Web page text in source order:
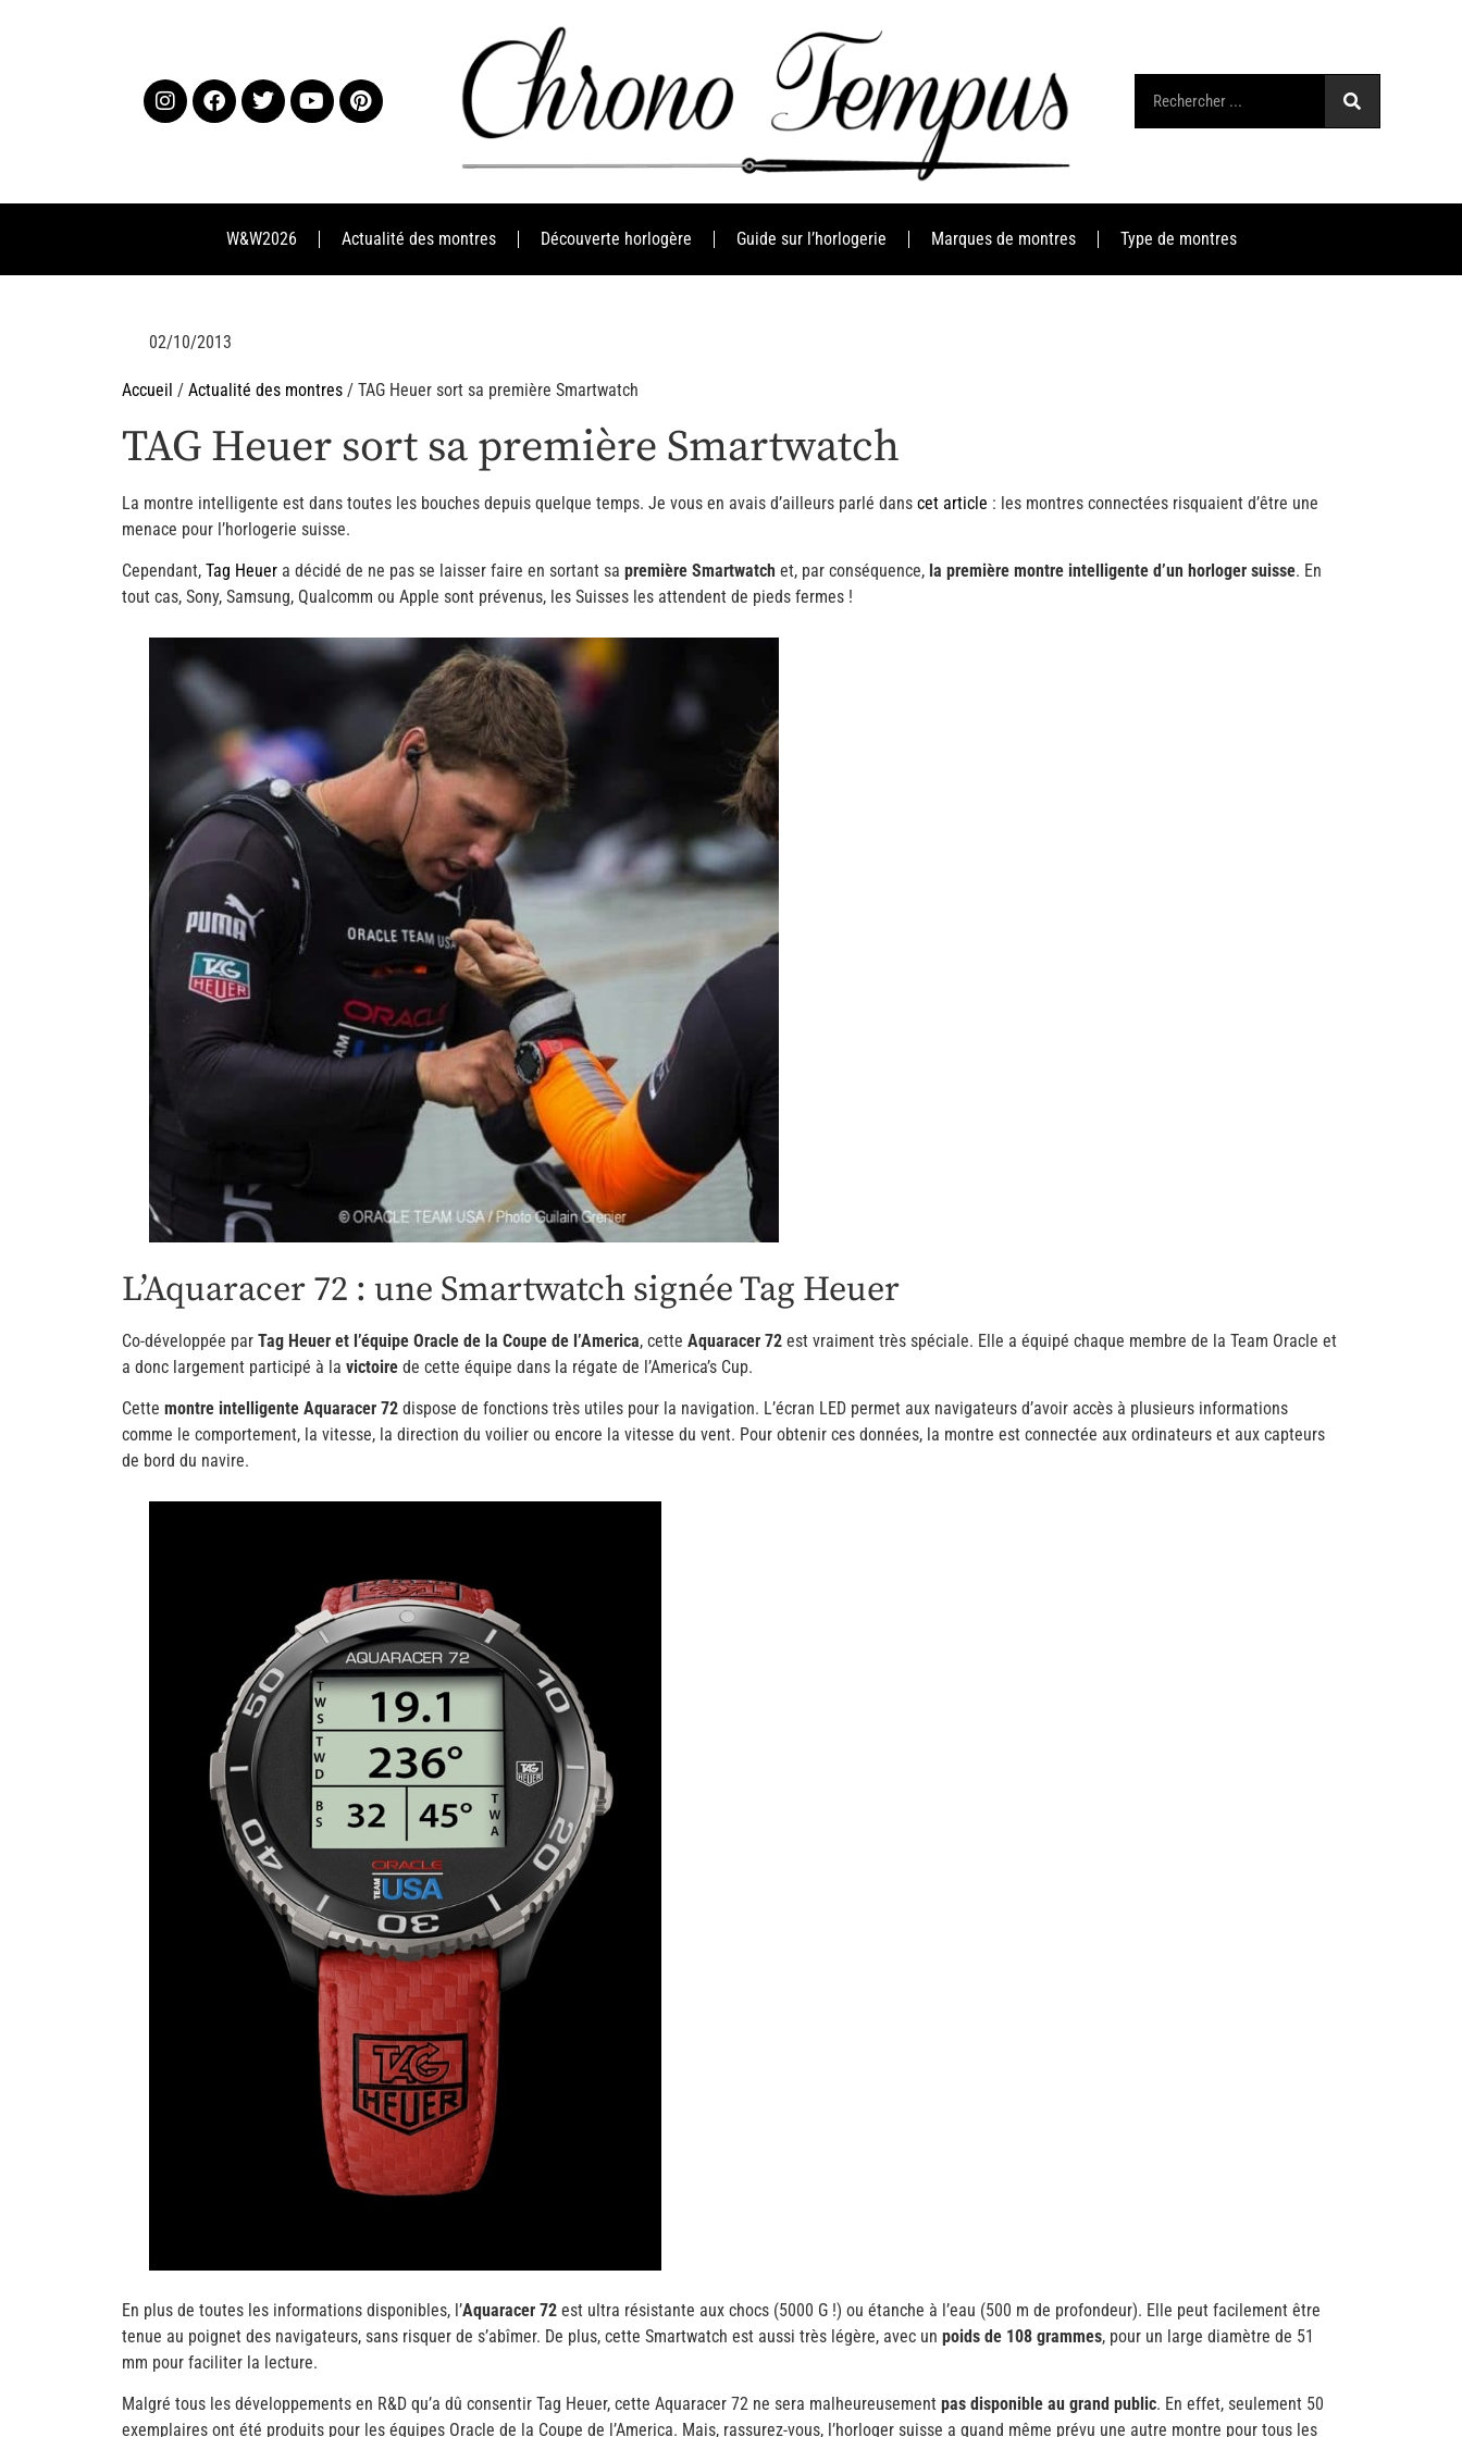
W&W2026 Actualité des montres Découverte horlogère Guide sur l’horlogerie Marques de montres Type de montres
02/10/2013
Accueil / Actualité des montres / TAG Heuer sort sa première Smartwatch
TAG Heuer sort sa première Smartwatch
La montre intelligente est dans toutes les bouches depuis quelque temps. Je vous en avais d’ailleurs parlé dans cet article : les montres connectées risquaient d’être une
menace pour l’horlogerie suisse.
Cependant, Tag Heuer a décidé de ne pas se laisser faire en sortant sa première Smartwatch et, par conséquence, la première montre intelligente d’un horloger suisse. En
tout cas, Sony, Samsung, Qualcomm ou Apple sont prévenus, les Suisses les attendent de pieds fermes !
L’Aquaracer 72 : une Smartwatch signée Tag Heuer
Co-développée par Tag Heuer et l’équipe Oracle de la Coupe de l’America, cette Aquaracer 72 est vraiment très spéciale. Elle a équipé chaque membre de la Team Oracle et
a donc largement participé à la victoire de cette équipe dans la régate de l’America’s Cup.
Cette montre intelligente Aquaracer 72 dispose de fonctions très utiles pour la navigation. L’écran LED permet aux navigateurs d’avoir accès à plusieurs informations
comme le comportement, la vitesse, la direction du voilier ou encore la vitesse du vent. Pour obtenir ces données, la montre est connectée aux ordinateurs et aux capteurs
de bord du navire.
En plus de toutes les informations disponibles, l’Aquaracer 72 est ultra résistante aux chocs (5000 G !) ou étanche à l’eau (500 m de profondeur). Elle peut facilement être
tenue au poignet des navigateurs, sans risquer de s’abîmer. De plus, cette Smartwatch est aussi très légère, avec un poids de 108 grammes, pour un large diamètre de 51
mm pour faciliter la lecture.
Malgré tous les développements en R&D qu’a dû consentir Tag Heuer, cette Aquaracer 72 ne sera malheureusement pas disponible au grand public. En effet, seulement 50
exemplaires ont été produits pour les équipes Oracle de la Coupe de l’America. Mais, rassurez-vous, l’horloger suisse a quand même prévu une autre montre pour tous les